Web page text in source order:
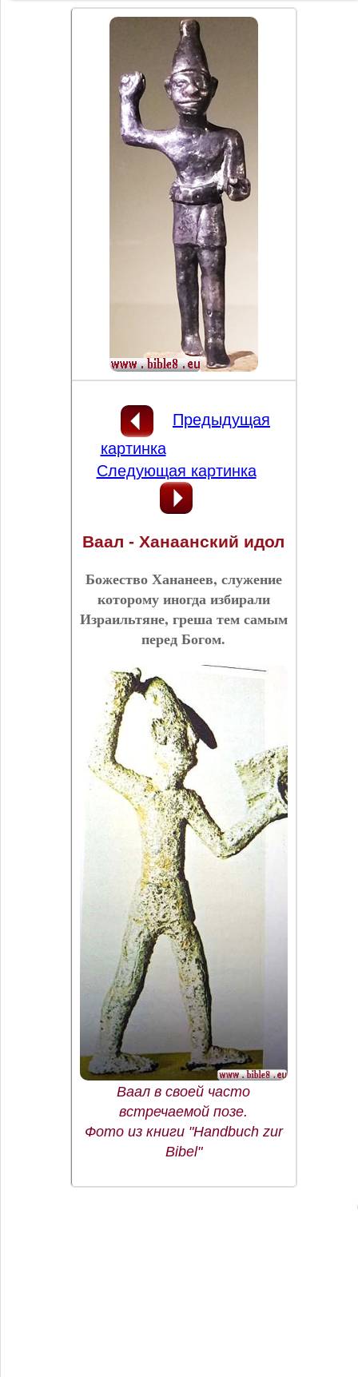
Предыдущая
картинка
Следующая картинка
Ваал - Ханаанский идол
Божество Хананеев, служение
которому иногда избирали
Израильтяне, греша тем самым
перед Богом.
Ваал в своей часто
встречаемой позе.
Фото из книги "Handbuch zur
Bibel"